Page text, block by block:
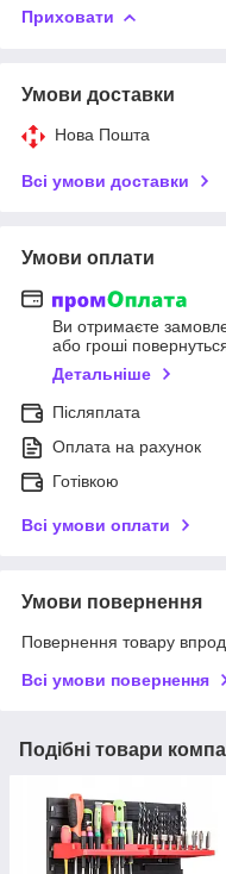
Приховати
Умови доставки
Нова Пошта
Всі умови доставки
Умови оплати
Ви отримаєте
або гроші
Детальніше
Післяплата
Оплата на рахунок
Готівкою
Всі умови оплати
Умови повернення
Повернення товару
Всі умови повернення
Подібні товари